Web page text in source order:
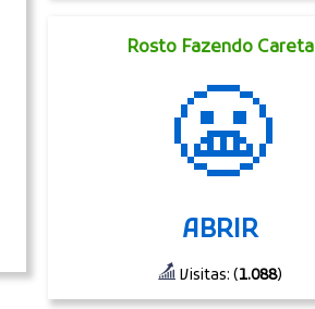
Rosto Fazendo Careta
😬
ABRIR
Visitas: (1.088)